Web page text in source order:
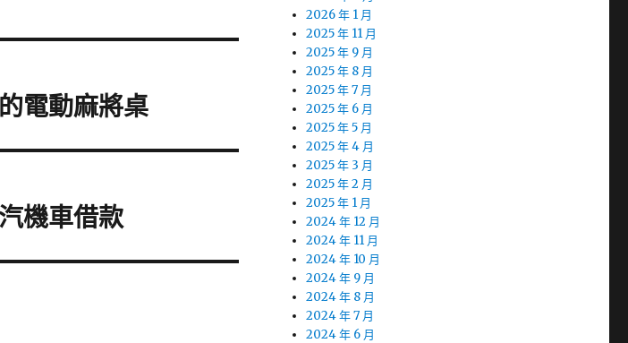
電動麻將桌
機車借款
2026 年 1 月
2025 年 11 月
2025 年 9 月
2025 年 8 月
2025 年 7 月
2025 年 6 月
2025 年 5 月
2025 年 4 月
2025 年 3 月
2025 年 2 月
2025 年 1 月
2024 年 12 月
2024 年 11 月
2024 年 10 月
2024 年 9 月
2024 年 8 月
2024 年 7 月
2024 年 6 月